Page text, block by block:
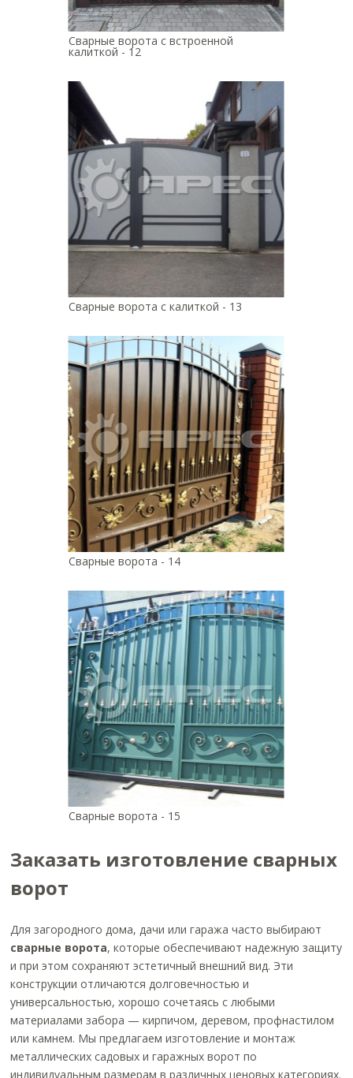
Сварные ворота с встроенной
калиткой - 12
Сварные ворота с калиткой - 13
Сварные ворота - 14
Сварные ворота - 15
Заказать изготовление сварных
ворот
Для загородного дома, дачи или гаража часто выбирают
сварные ворота, которые обеспечивают надежную защиту
и при этом сохраняют эстетичный внешний вид. Эти
конструкции отличаются долговечностью и
универсальностью, хорошо сочетаясь с любыми
материалами забора — кирпичом, деревом, профнастилом
или камнем. Мы предлагаем изготовление и монтаж
металлических садовых и гаражных ворот по
индивидуальным размерам в различных ценовых категориях.